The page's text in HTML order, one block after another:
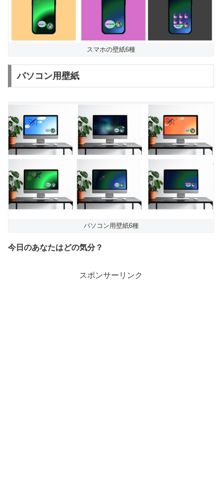
スマホの壁紙6種
パソコン用壁紙
パソコン用壁紙6種
今日のあなたはどの気分？
スポンサーリンク